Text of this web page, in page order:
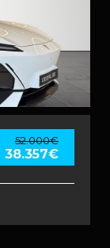
52.000€
38.357€